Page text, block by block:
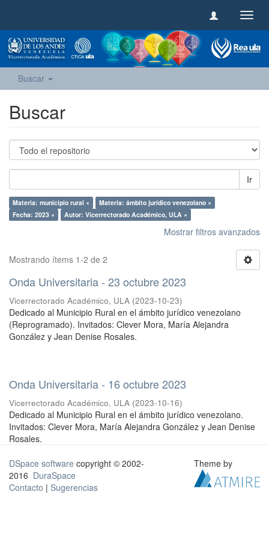
Buscar
Buscar
Ir
Materia: municipio rural ×
Materia: ámbito jurídico venezolano ×
Fecha: 2023 ×
Autor: Vicerrectorado Académico, ULA ×
Mostrar filtros avanzados
Mostrando ítems 1-2 de 2
Onda Universitaria - 23 octubre 2023
Vicerrectorado Académico, ULA (2023-10-23)
Dedicado al Municipio Rural en el ámbito jurídico venezolano
(Reprogramado). Invitados: Clever Mora, María Alejandra
González y Jean Denise Rosales.
Onda Universitaria - 16 octubre 2023
Vicerrectorado Académico, ULA (2023-10-16)
Dedicado al Municipio Rural en el ámbito jurídico venezolano.
Invitados: Clever Mora, María Alejandra González y Jean Denise
Rosales.
DSpace software copyright © 2002-
2016 DuraSpace
Contacto | Sugerencias
Theme by